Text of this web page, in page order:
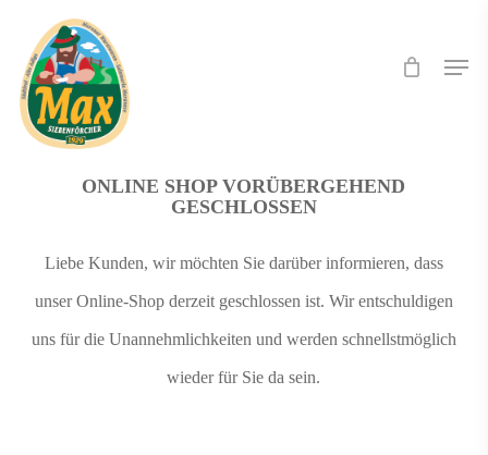
main
content
Menu
ONLINE SHOP VORÜBERGEHEND
GESCHLOSSEN
Liebe Kunden, wir möchten Sie darüber informieren, dass
unser Online-Shop derzeit geschlossen ist. Wir entschuldigen
uns für die Unannehmlichkeiten und werden schnellstmöglich
wieder für Sie da sein.